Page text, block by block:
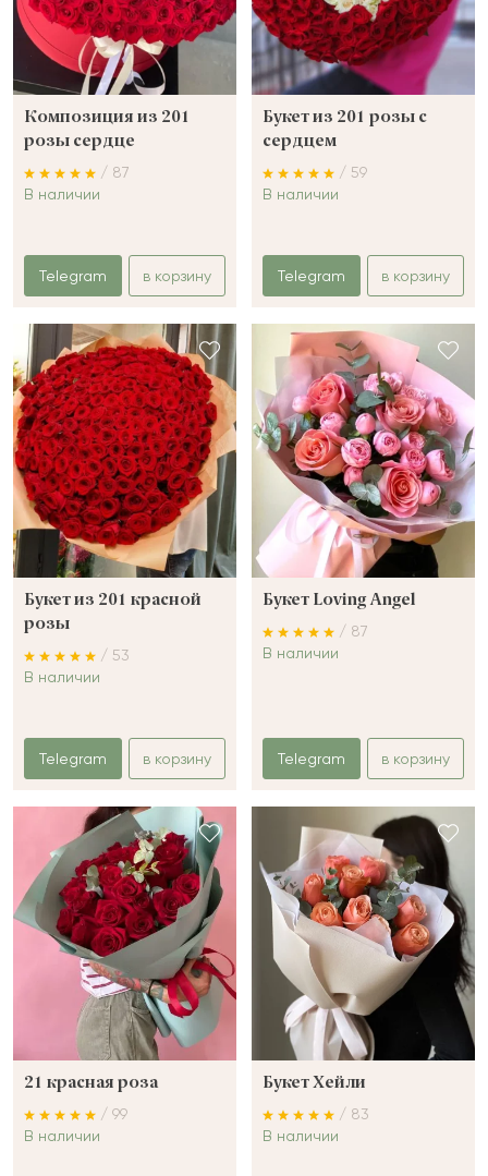
Композиция из 201
розы сердце
/ 87
В наличии
Telegram в корзину
Букет из 201 розы c
сердцем
/ 59
В наличии
Telegram в корзину
Букет из 201 красной
розы
/ 53
В наличии
Telegram в корзину
Букет Loving Angel
/ 87
В наличии
Telegram в корзину
21 красная роза
/ 99
В наличии
Букет Хейли
/ 83
В наличии